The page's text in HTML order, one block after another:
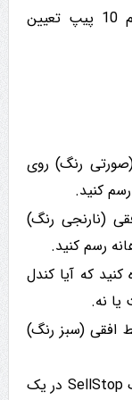
استاپ لاس و تیک پروفیت را هم 10 پیپ تعیین
رنگ) روی
کنید.
(نارنجی رنگ)
رسم کنید.
کنید که آیا کندل
نه.
افقی (سبز رنگ)
به تایم فریم 5M یا 15M برید و یک SellStop در یک